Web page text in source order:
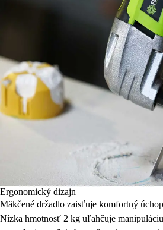
Ergonomický dizajn
Mäkčené držadlo zaisťuje komfortný
Nízka hmotnosť 2 kg uľahčuje